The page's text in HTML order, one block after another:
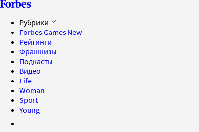
Рубрики
Forbes Games New
Рейтинги
Франшизы
Подкасты
Видео
Life
Woman
Sport
Young